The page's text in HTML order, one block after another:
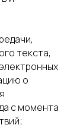
текста,
о
с момента